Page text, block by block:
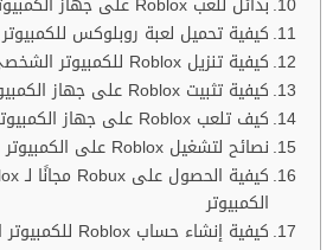
كيفية تحميل لعبة روبلوکس للكمبيوتر
كيفية تنزيل Roblox للكمبيوتر الشخصي
كيفية تثبيت Roblox على جهاز الكمبيوتر
كيف تلعب Roblox على جهاز الكمبيوتر
نصائح لتشغيل Roblox على الكمبيوتر
الكمبيوتر
كيفية إنشاء حساب Roblox للكمبيوتر الشخصي